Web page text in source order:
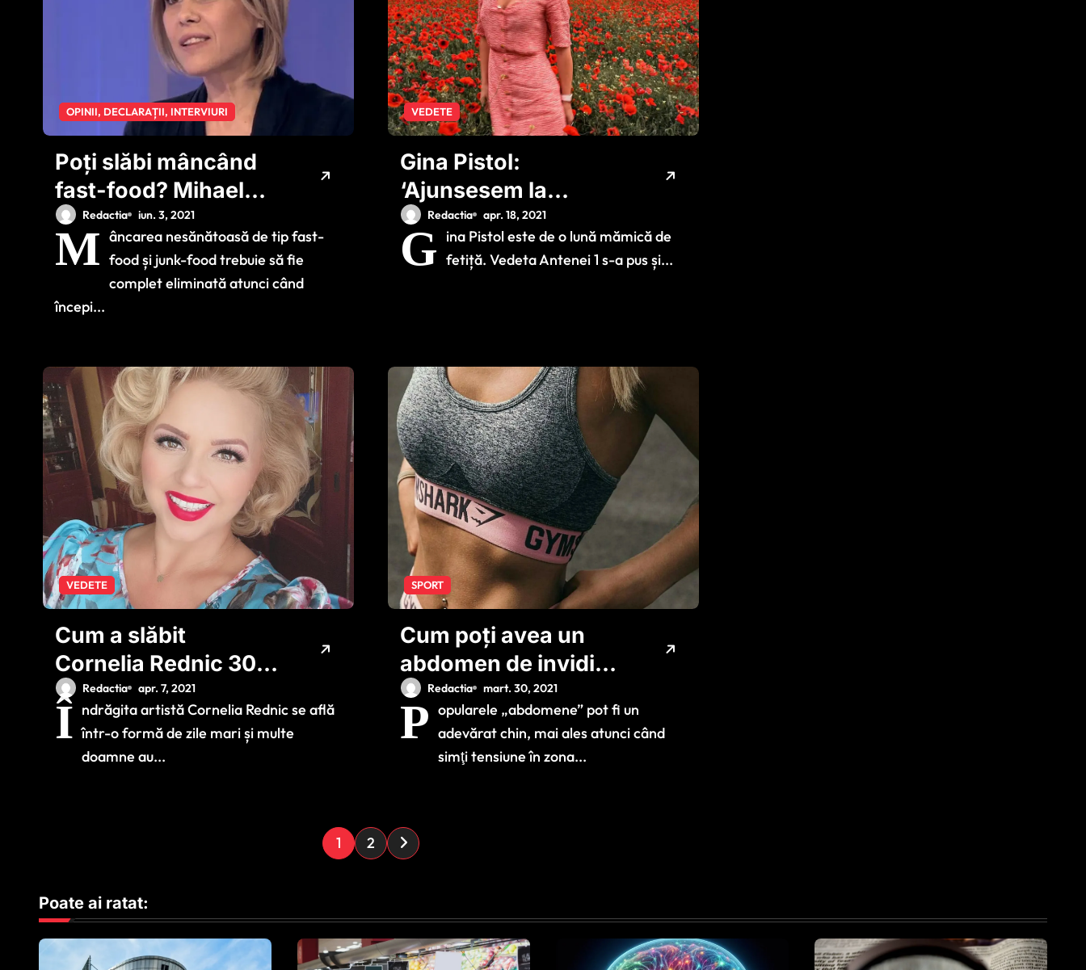
OPINII, DECLARAȚII, INTERVIURI
Poți slăbi mâncând
fast-food? Mihaela
Bilic, expert în
nutriție, dezvăluie
adevărul
Redactia iun. 3, 2021
M âncarea nesănătoasă de tip fast-
food și junk-food trebuie să fie
complet eliminată atunci când
începi...
VEDETE
Gina Pistol:
‘Ajunsesem la
aproape 80 kg în
sarcină’. Meniul cu
care a slăbit 15 kg în
Redactia apr. 18, 2021
G ina Pistol este de o lună mămică de
fetiță. Vedeta Antenei 1 s-a pus și...
VEDETE
Cum a slăbit
Cornelia Rednic 30
de kilograme în 3
luni
Redactia apr. 7, 2021
Î ndrăgita artistă Cornelia Rednic se află
într-o formă de zile mari și multe
doamne au...
SPORT
Cum poți avea un
abdomen de invidiat
cu ajutorul unui
prosop? Tehnica te
va uimi
Redactia mart. 30, 2021
P opularele „abdomene” pot fi un
adevărat chin, mai ales atunci când
simţi tensiune în zona...
P
i
1 2
Poate ai ratat: